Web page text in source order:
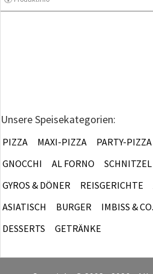
Unsere Speisekategorien:
PIZZA MAXI-PIZZA PARTY-PIZZA
GNOCCHI
AL FORNO SCHNITZEL
GYROS & DÖNER
REISGERICHTE
ASIATISCH
BURGER IMBISS & CO.
DESSERTS
GETRÄNKE